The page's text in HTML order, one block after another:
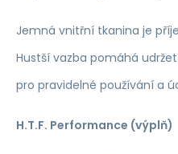
Jemná vnitřní tkanina je
Hustší vazba pomáhá
pro pravidelné používání a
H.T.F. Performance (výplň)